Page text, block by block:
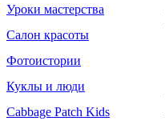
Уроки мастерства
Салон красоты
Фотоистории
Куклы и люди
Cabbage Patch Kids